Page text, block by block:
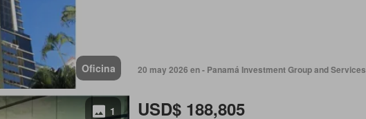
Oficina 20 may 2026 en - Panamá Investment Group and Services
1 USD$ 188,805